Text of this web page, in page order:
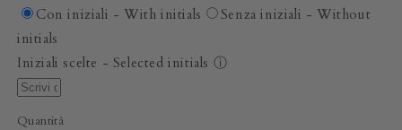
Con iniziali - With initials
Senza iniziali - Without
initials
Iniziali scelte - Selected initials ⓘ
Quantità